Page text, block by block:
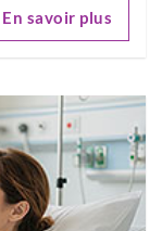
En savoir plus